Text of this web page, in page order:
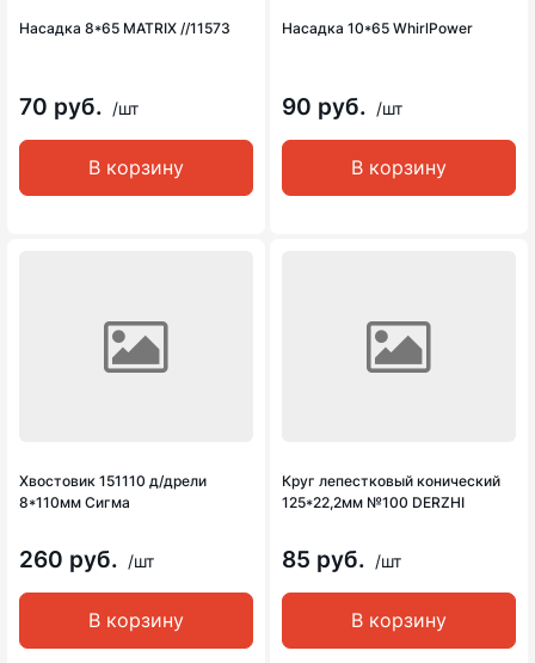
Насадка 8*65 MATRIX //11573
70 руб. /шт
В корзину
Насадка 10*65 WhirlPower
90 руб. /шт
В корзину
Хвостовик 151110 д/дрели
8*110мм Сигма
260 руб. /шт
В корзину
Круг лепестковый конический
125*22,2мм №100 DERZHI
85 руб. /шт
В корзину